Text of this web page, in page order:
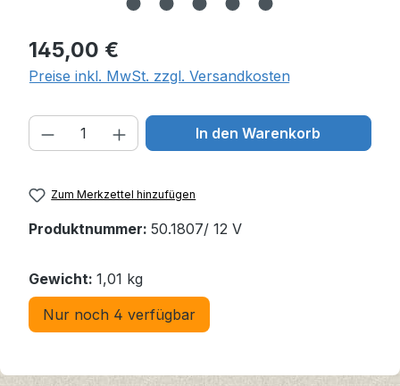
Regulärer Preis:
145,00 €
Preise inkl. MwSt. zzgl. Versandkosten
Produkt Anzahl: Gib den
In den Warenkorb
Zum Merkzettel hinzufügen
Produktnummer: 50.1807/ 12 V
Gewicht: 1,01 kg
Nur noch 4 verfügbar